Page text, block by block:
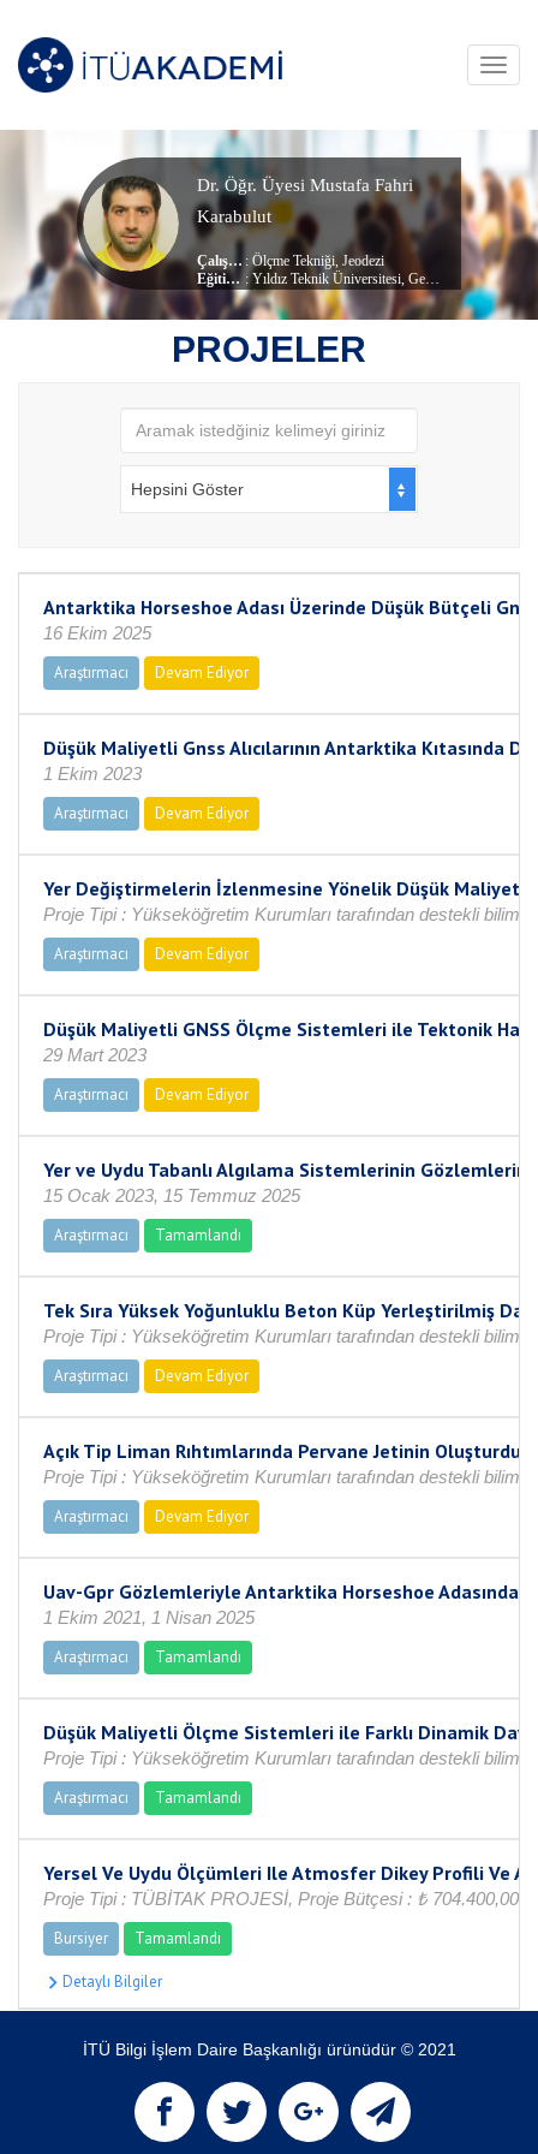
Dr. Öğr. Üyesi Mustafa Fahri
Karabulut
Çalışma Alanları : Ölçme Tekniği, Jeodezi
Eğitim Durumu
: Yıldız Teknik Üniversitesi, Geomatik (dr) (Doktora)
Çalıştığı Birim:İnşaat , Geomatik Mühendisliği Bölümü
PROJELER
Hepsini Göster
Antarktika Horseshoe Adası Üzerinde Düşük Bütçeli
16 Ekim 2025
Araştırmacı
Devam Ediyor
Düşük Maliyetli Gnss Alıcılarının Antarktika Kıtasında
1 Ekim 2023
Araştırmacı
Devam Ediyor
Yer Değiştirmelerin İzlenmesine Yönelik Düşük
Proje Tipi : Yükseköğretim Kurumları tarafından destekli
Araştırmacı
Devam Ediyor
Düşük Maliyetli GNSS Ölçme Sistemleri ile Tektonik
29 Mart 2023
Araştırmacı
Devam Ediyor
Yer ve Uydu Tabanlı Algılama Sistemlerinin
15 Ocak 2023, 15 Temmuz 2025
Araştırmacı
Tamamlandı
Tek Sıra Yüksek Yoğunluklu Beton Küp Yerleştirilmiş
Proje Tipi : Yükseköğretim Kurumları tarafından destekli
Araştırmacı
Devam Ediyor
Açık Tip Liman Rıhtımlarında Pervane Jetinin
Proje Tipi : Yükseköğretim Kurumları tarafından destekli
Araştırmacı
Devam Ediyor
Uav-Gpr Gözlemleriyle Antarktika Horseshoe Adasında
1 Ekim 2021, 1 Nisan 2025
Araştırmacı
Tamamlandı
Düşük Maliyetli Ölçme Sistemleri ile Farklı Dinamik
Proje Tipi : Yükseköğretim Kurumları tarafından destekli
Araştırmacı
Tamamlandı
Yersel Ve Uydu Ölçümleri Ile Atmosfer Dikey Profili Ve
Proje Tipi : TÜBİTAK PROJESİ, Proje Bütçesi : ₺ 704.400,00,
Bursiyer
Tamamlandı
İTÜ Bilgi İşlem Daire Başkanlığı ürünüdür © 2021